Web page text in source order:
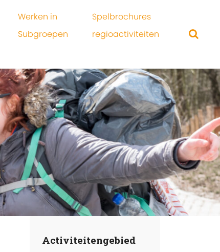
Werken in
Subgroepen
Spelbrochures
regioactiviteiten
Activiteitengebied